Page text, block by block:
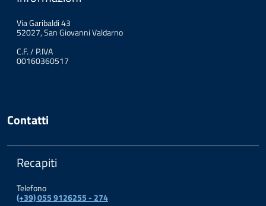
Via Garibaldi 43
52027, San Giovanni Valdarno
C.F. / P.IVA
00160360517
Contatti
Recapiti
Telefono
(+39) 055 9126255 - 274